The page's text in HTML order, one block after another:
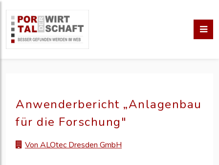
Anwenderbericht „Anlagenbau
für die Forschung"
Von ALOtec Dresden GmbH